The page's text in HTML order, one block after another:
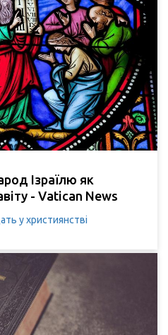
Ізраїлю як
- Vatican News
у християнстві